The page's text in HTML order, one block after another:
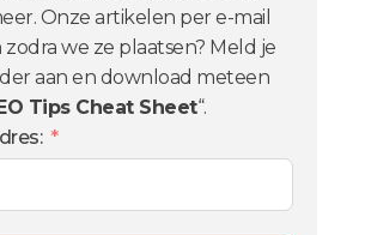
Onze artikelen per e-mail
we ze plaatsen? Meld je
aan en download meteen
Tips Cheat Sheet“.